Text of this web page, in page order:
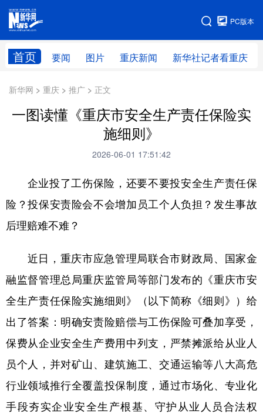
PC版本
首页 要闻 图片 重庆新闻 新华社记者看重庆
网站地图
新华网 > 重庆 > 推广 > 正文
一图读懂《重庆市安全生产责任保险实
施细则》
2026-06-01 17:51:42
企业投了工伤保险，还要不要投安全生产责任保
险？投保安责险会不会增加员工个人负担？发生事故
后理赔难不难？
近日，重庆市应急管理局联合市财政局、国家金
融监督管理总局重庆监管局等部门发布的《重庆市安
全生产责任保险实施细则》（以下简称《细则》）给
出了答案：明确安责险赔偿与工伤保险可叠加享受，
保费从企业安全生产费用中列支，严禁摊派给从业人
员个人，并对矿山、建筑施工、交通运输等八大高危
行业领域推行全覆盖投保制度，通过市场化、专业化
手段夯实企业安全生产根基、守护从业人员合法权